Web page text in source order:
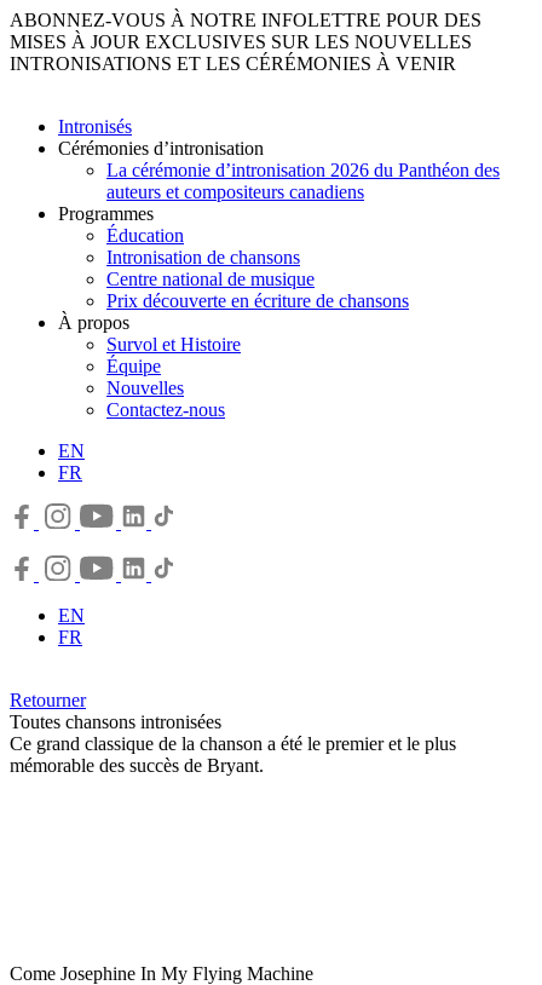
ABONNEZ-VOUS À NOTRE INFOLETTRE POUR DES
MISES À JOUR EXCLUSIVES SUR LES NOUVELLES
INTRONISATIONS ET LES CÉRÉMONIES À VENIR
Intronisés
Cérémonies d’intronisation
La cérémonie d’intronisation 2026 du Panthéon des
auteurs et compositeurs canadiens
Programmes
Éducation
Intronisation de chansons
Centre national de musique
Prix découverte en écriture de chansons
À propos
Survol et Histoire
Équipe
Nouvelles
Contactez-nous
EN
FR
EN
FR
Retourner
Toutes chansons intronisées
Ce grand classique de la chanson a été le premier et le plus
mémorable des succès de Bryant.
Come Josephine In My Flying Machine